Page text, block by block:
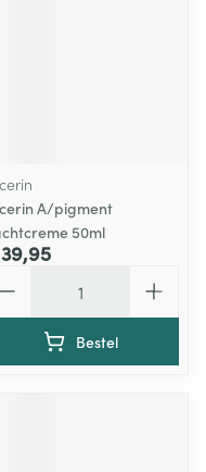
A/pigment
50ml
Bestel